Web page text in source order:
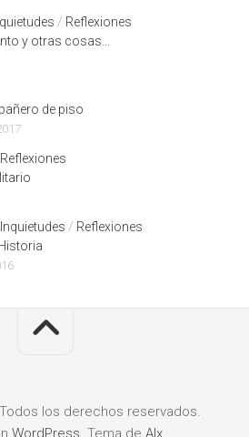
/ Reflexiones
y otras cosas…
de piso
Reflexiones
Inquietudes / Reflexiones
los derechos reservados.
WordPress . Tema de Alx.